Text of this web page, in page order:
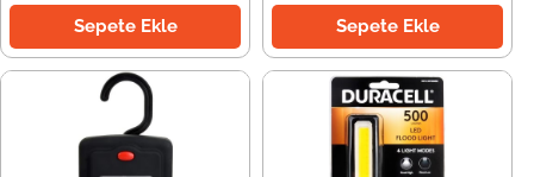
Sepete Ekle Sepete Ekle